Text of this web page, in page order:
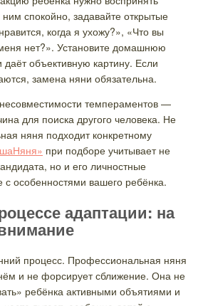
спокойно, задавайте открытые
когда я ухожу?», «Что вы
нет?». Установите домашнюю
объективную картину. Если
замена няни обязательна.
темпераментов —
для поиска другого человека. Не
няня подходит конкретному
при подборе учитывает не
но и его личностные
с особенностями вашего ребёнка.
адаптации: на
процесс. Профессиональная няня
и не форсирует сближение. Она не
ребёнка активными объятиями и